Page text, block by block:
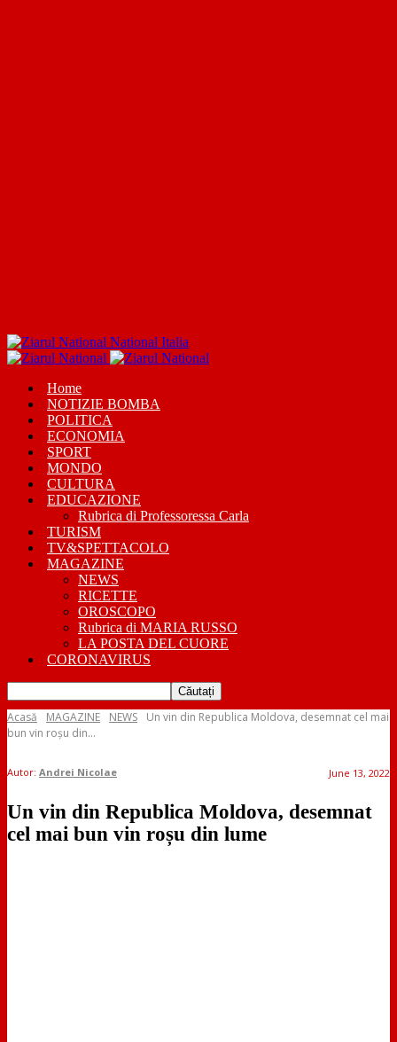
National Italia
Home
NOTIZIE BOMBA
POLITICA
ECONOMIA
SPORT
MONDO
CULTURA
EDUCAZIONE
Rubrica di Professoressa Carla
TURISM
TV&SPETTACOLO
MAGAZINE
NEWS
RICETTE
OROSCOPO
Rubrica di MARIA RUSSO
LA POSTA DEL CUORE
CORONAVIRUS
Acasă MAGAZINE NEWS
Un vin din Republica Moldova, desemnat cel mai
bun vin roșu din...
June 13, 2022
Autor: Andrei Nicolae
Un vin din Republica Moldova, desemnat
cel mai bun vin roșu din lume